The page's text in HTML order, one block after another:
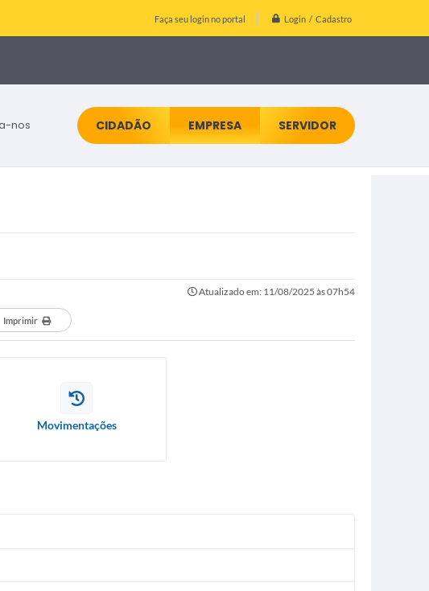
Faça seu login no portal Login / Cadastro
nos CIDADÃO EMPRESA SERVIDOR
Atualizado em: 11/08/2025 às 07h54
Imprimir
Movimentações